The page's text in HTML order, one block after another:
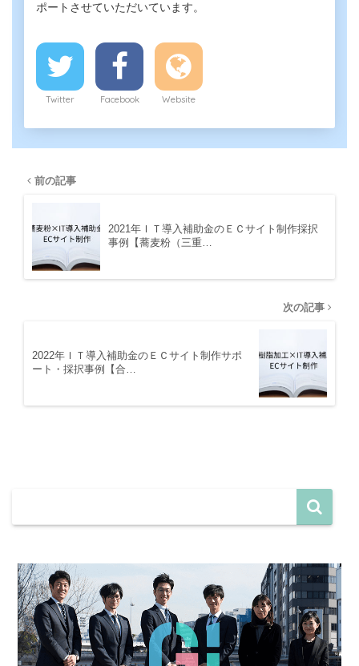
ポートさせていただいています。
Twitter Facebook Website
前の記事
2021年ＩＴ導入補助金のＥＣサイト制作採択
事例【蕎麦粉（三重…
次の記事
2022年ＩＴ導入補助金のＥＣサイト制作サポ
ート・採択事例【合…